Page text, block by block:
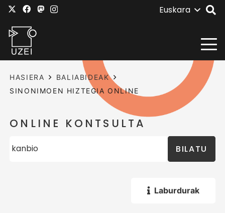
Euskara
HASIERA
BALIABIDEAK
SINONIMOEN HIZTEGIA ONLINE
ONLINE KONTSULTA
BILATU
Laburdurak